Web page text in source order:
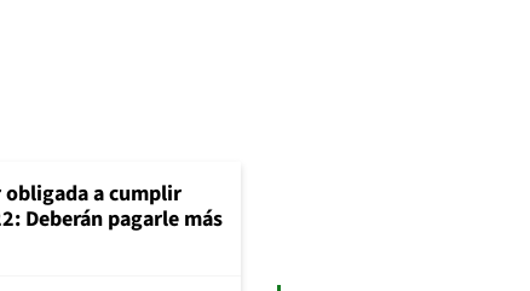
a cumplir
Deberán pagarle más